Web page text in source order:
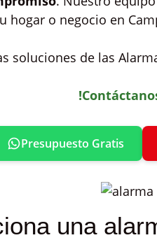
hogar o negocio en
soluciones de las
Presupuesto Gratis
una